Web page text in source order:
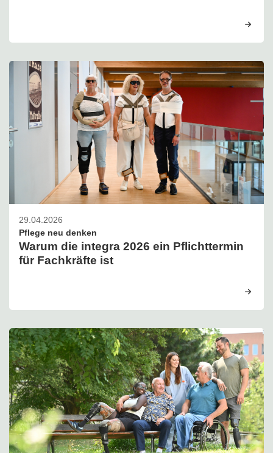
29.04.2026
Pflege neu denken
Warum die integra 2026 ein Pflichttermin
für Fachkräfte ist